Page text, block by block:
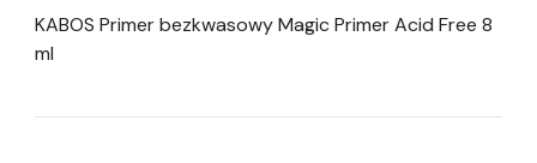
KABOS Primer bezkwasowy Magic Primer Acid Free 8
ml